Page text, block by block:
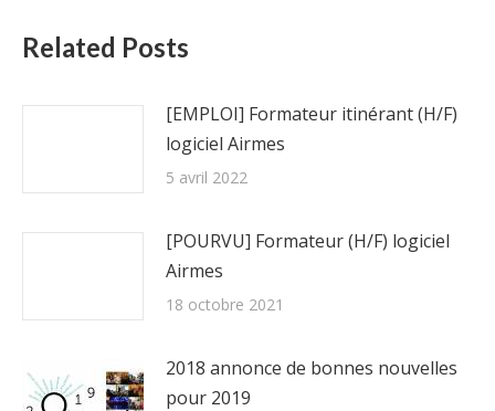
Related Posts
[EMPLOI] Formateur itinérant (H/F)
logiciel Airmes
5 avril 2022
[POURVU] Formateur (H/F) logiciel
Airmes
18 octobre 2021
2018 annonce de bonnes nouvelles
pour 2019